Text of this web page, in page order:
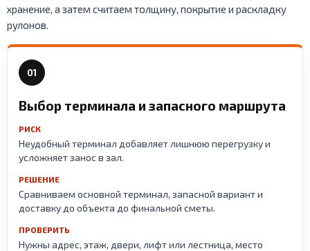
хранение, а затем считаем толщину, покрытие и раскладку
рулонов.
01
Выбор терминала и запасного маршрута
РИСК
Неудобный терминал добавляет лишнюю перегрузку и
усложняет занос в зал.
РЕШЕНИЕ
Сравниваем основной терминал, запасной вариант и
доставку до объекта до финальной сметы.
ПРОВЕРИТЬ
Нужны адрес, этаж, двери, лифт или лестница, место